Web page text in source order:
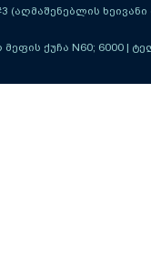
(აღმაშენებლის ხეივანი
ქუჩა N60; 6000 |